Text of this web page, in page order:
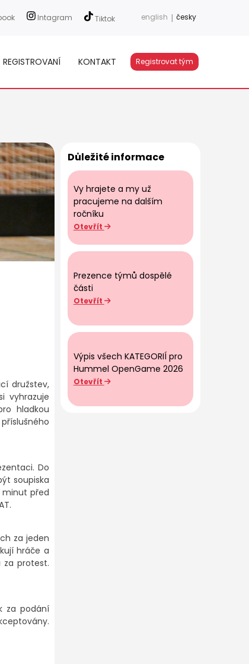
Intagram Tiktok english | česky
REGISTROVANÍ KONTAKT Registrovat tým
družstev,
vyhrazuje
hladkou
Do
soupiska
minut před
za jeden
hráče a
za protest.
za podání
Důležité informace
Vy hrajete a my už
pracujeme na dalším
ročníku
Otevřít
Prezence týmů dospělé
části
Otevřít
Výpis všech KATEGORIÍ pro
Hummel OpenGame 2026
Otevřít